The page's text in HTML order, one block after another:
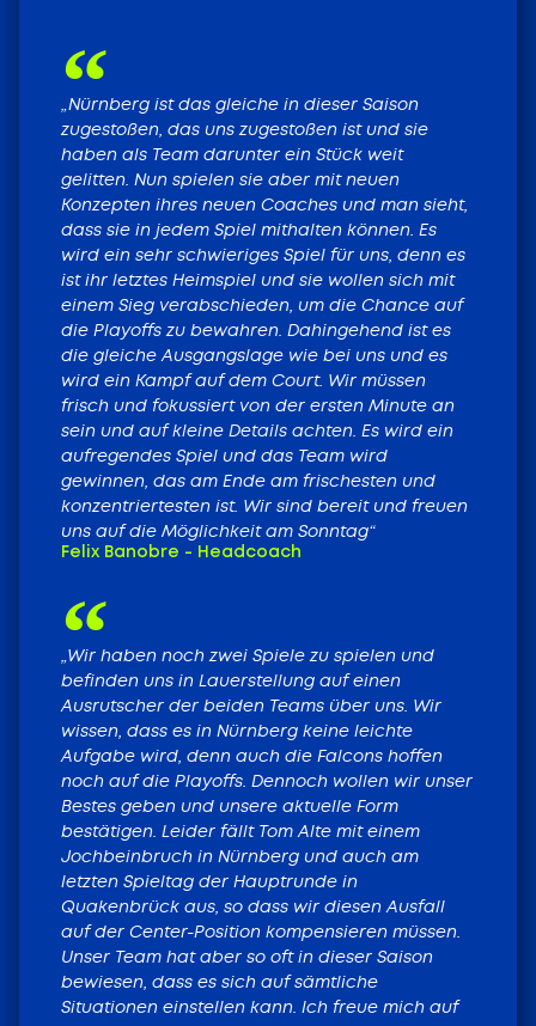
HEIMSPIELE
Tickets
„Nürnberg ist das gleiche in dieser Saison
zugestoßen, das uns zugestoßen ist und sie
haben als Team darunter ein Stück weit
gelitten. Nun spielen sie aber mit neuen
Konzepten ihres neuen Coaches und man sieht,
dass sie in jedem Spiel mithalten können. Es
wird ein sehr schwieriges Spiel für uns, denn es
ist ihr letztes Heimspiel und sie wollen sich mit
einem Sieg verabschieden, um die Chance auf
die Playoffs zu bewahren. Dahingehend ist es
die gleiche Ausgangslage wie bei uns und es
wird ein Kampf auf dem Court. Wir müssen
frisch und fokussiert von der ersten Minute an
sein und auf kleine Details achten. Es wird ein
aufregendes Spiel und das Team wird
gewinnen, das am Ende am frischesten und
konzentriertesten ist. Wir sind bereit und freuen
uns auf die Möglichkeit am Sonntag“
Felix Banobre - Headcoach
„Wir haben noch zwei Spiele zu spielen und
befinden uns in Lauerstellung auf einen
Ausrutscher der beiden Teams über uns. Wir
wissen, dass es in Nürnberg keine leichte
Aufgabe wird, denn auch die Falcons hoffen
noch auf die Playoffs. Dennoch wollen wir unser
Bestes geben und unsere aktuelle Form
bestätigen. Leider fällt Tom Alte mit einem
Jochbeinbruch in Nürnberg und auch am
letzten Spieltag der Hauptrunde in
Quakenbrück aus, so dass wir diesen Ausfall
auf der Center-Position kompensieren müssen.
Unser Team hat aber so oft in dieser Saison
bewiesen, dass es sich auf sämtliche
Situationen einstellen kann. Ich freue mich auf